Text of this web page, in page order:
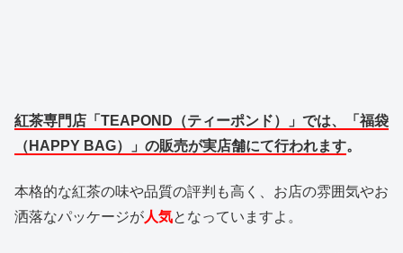
紅茶専門店「TEAPOND（ティーポンド）」では、「福袋
（HAPPY BAG）」の販売が実店舗にて行われます。
本格的な紅茶の味や品質の評判も高く、お店の雰囲気やお
洒落なパッケージが人気となっていますよ。